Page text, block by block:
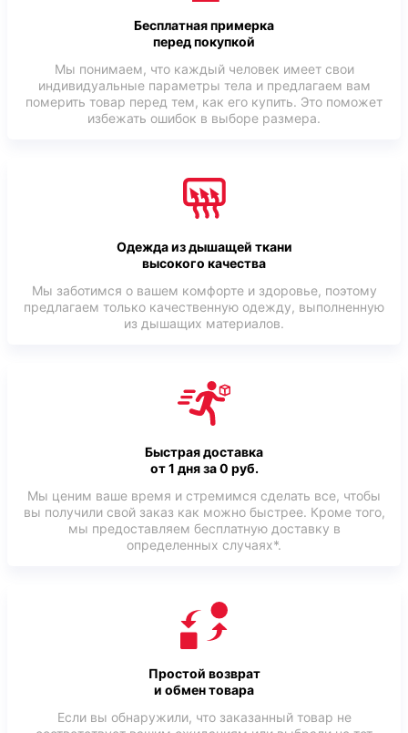
Бесплатная примерка
перед покупкой
Мы понимаем, что каждый человек имеет свои
индивидуальные параметры тела и предлагаем вам
померить товар перед тем, как его купить. Это поможет
избежать ошибок в выборе размера.
Одежда из дышащей ткани
высокого качества
Мы заботимся о вашем комфорте и здоровье, поэтому
предлагаем только качественную одежду, выполненную
из дышащих материалов.
Быстрая доставка
от 1 дня за 0 руб.
Мы ценим ваше время и стремимся сделать все, чтобы
вы получили свой заказ как можно быстрее. Кроме того,
мы предоставляем бесплатную доставку в
определенных случаях*.
Простой возврат
и обмен товара
Если вы обнаружили, что заказанный товар не